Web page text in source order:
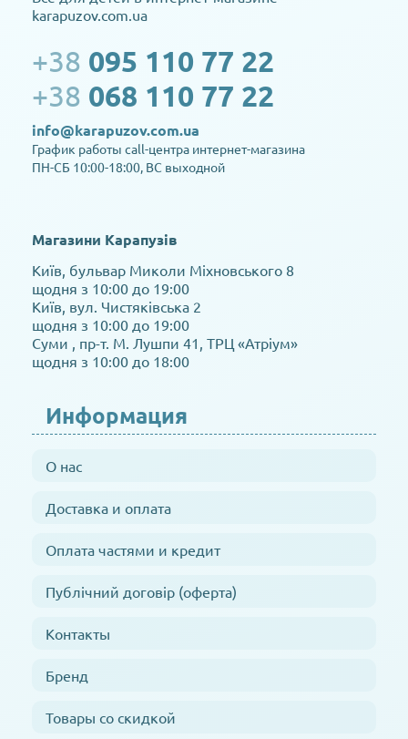
karapuzov.com.ua
+38 095 110 77 22
+38 068 110 77 22
info@karapuzov.com.ua
График работы call-центра интернет-магазина
ПН-СБ 10:00-18:00, ВС выходной
Магазини Карапузів
Київ, бульвар Миколи Міхновського 8
щодня з 10:00 до 19:00
Київ, вул. Чистяківська 2
щодня з 10:00 до 19:00
Суми , пр-т. М. Лушпи 41, ТРЦ «Атріум»
щодня з 10:00 до 18:00
Информация
О нас
Доставка и оплата
Оплата частями и кредит
Публічний договір (оферта)
Контакты
Бренд
Товары со скидкой